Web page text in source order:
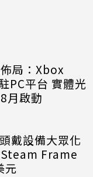
局：Xbox
PC平台 實體光
月啟動
戴設備大眾化
Frame
元